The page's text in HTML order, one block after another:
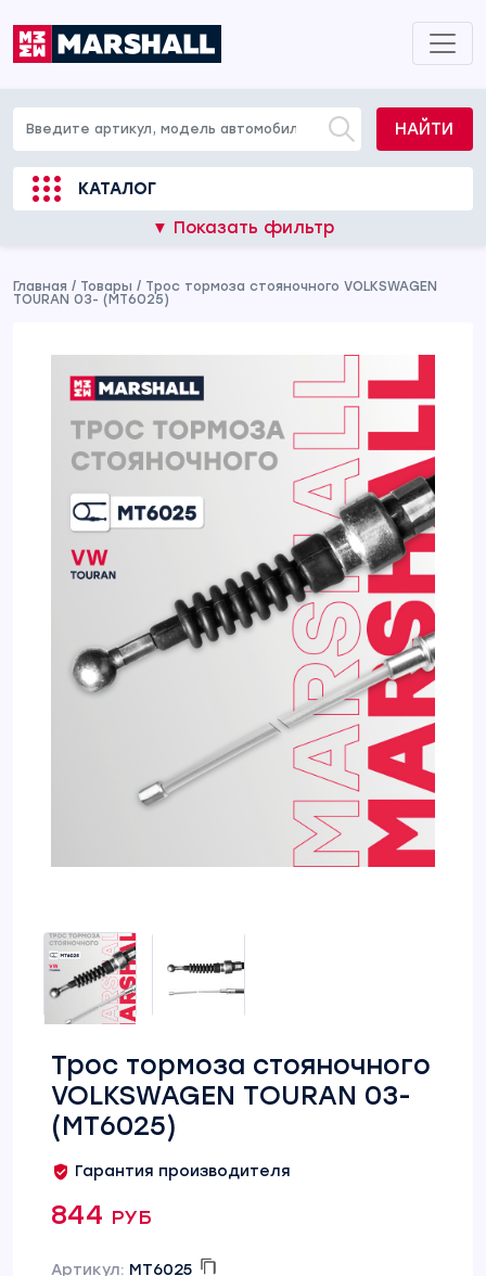
НАЙТИ
КАТАЛОГ
▼ Показать фильтр
Главная / Товары / Трос тормоза стояночного VOLKSWAGEN
TOURAN 03- (MT6025)
Трос тормоза стояночного
VOLKSWAGEN TOURAN 03-
(MT6025)
Гарантия производителя
844 руб
Артикул: MT6025